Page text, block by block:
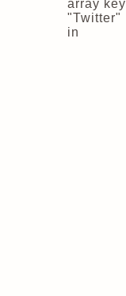
array key
"Twitter"
in